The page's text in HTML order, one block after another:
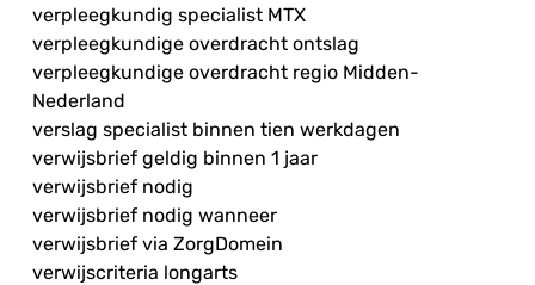
verpleegkundig specialist MTX
verpleegkundige overdracht ontslag
verpleegkundige overdracht regio Midden-
Nederland
verslag specialist binnen tien werkdagen
verwijsbrief geldig binnen 1 jaar
verwijsbrief nodig
verwijsbrief nodig wanneer
verwijsbrief via ZorgDomein
verwijscriteria longarts